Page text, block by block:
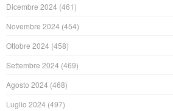
Dicembre 2024 (461)
Novembre 2024 (454)
Ottobre 2024 (458)
Settembre 2024 (469)
Agosto 2024 (468)
Luglio 2024 (497)